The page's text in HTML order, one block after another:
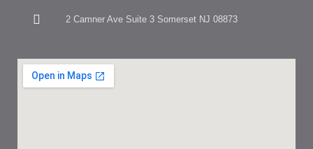
2 Camner Ave Suite 3 Somerset NJ 08873